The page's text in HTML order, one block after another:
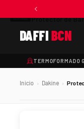
DAFFIBCN
TERMOFORMADO
Protector de
Inicio › Dakine ›